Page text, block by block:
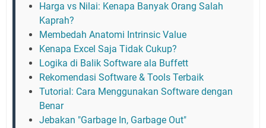
Harga vs Nilai: Kenapa Banyak Orang Salah
Kaprah?
Membedah Anatomi Intrinsic Value
Kenapa Excel Saja Tidak Cukup?
Logika di Balik Software ala Buffett
Rekomendasi Software & Tools Terbaik
Tutorial: Cara Menggunakan Software dengan
Benar
Jebakan "Garbage In, Garbage Out"